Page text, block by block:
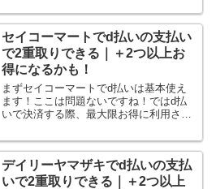
ほっかほっか亭でかなりお得になりま
す！ほっかほっか亭でd払いを利用する
際のポイントは2つです！と...
セイコーマートでd払いの支払い
で2重取りできる｜＋2つ以上お
得になるかも！
まずセイコーマートでd払いは基本使え
ます！ここは問題ないですね！ではd払
いで決済する際、最大限お得に利用され
セイコーマートでかなりお得になりま
す！セイコーマートでd払いを利用する
際のdポイント2重取りが可...
デイリーヤマザキでd払いの支払
いで2重取りできる｜＋2つ以上